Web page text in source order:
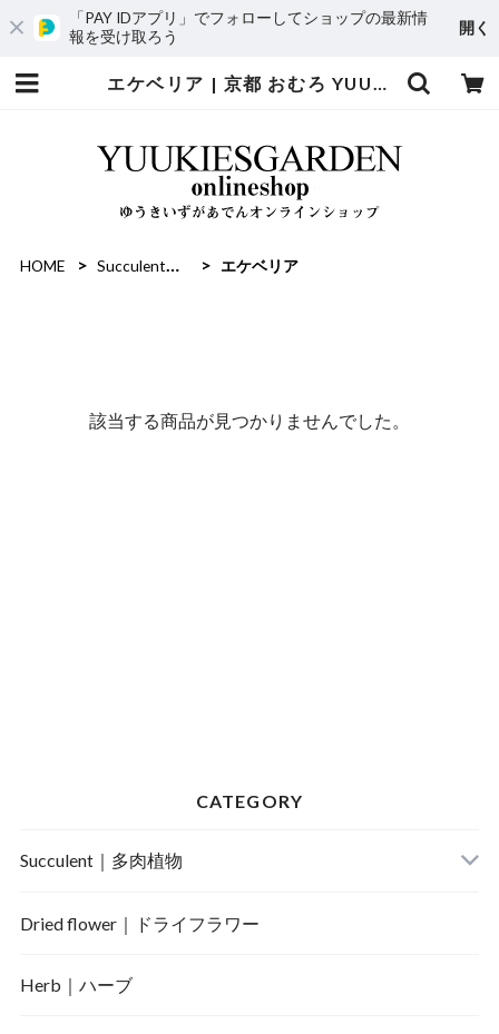
「PAY IDアプリ」でフォローしてショップの最新情
報を受け取ろう
開く
エケベリア | 京都 おむろ YUUKIESGARDEN(ゆうきいずがあでん)
HOME Succulent｜多肉植物 エケベリア
該当する商品が見つかりませんでした。
CATEGORY
Succulent｜多肉植物
Dried flower｜ドライフラワー
Herb｜ハーブ